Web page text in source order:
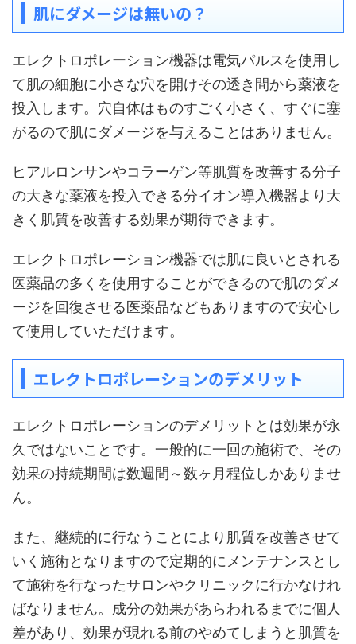
肌にダメージは無いの？
エレクトロポレーション機器は電気パルスを使用し
て肌の細胞に小さな穴を開けその透き間から薬液を
投入します。穴自体はものすごく小さく、すぐに塞
がるので肌にダメージを与えることはありません。
ヒアルロンサンやコラーゲン等肌質を改善する分子
の大きな薬液を投入できる分イオン導入機器より大
きく肌質を改善する効果が期待できます。
エレクトロポレーション機器では肌に良いとされる
医薬品の多くを使用することができるので肌のダメ
ージを回復させる医薬品などもありますので安心し
て使用していただけます。
エレクトロポレーションのデメリット
エレクトロポレーションのデメリットとは効果が永
久ではないことです。一般的に一回の施術で、その
効果の持続期間は数週間～数ヶ月程位しかありませ
ん。
また、継続的に行なうことにより肌質を改善させて
いく施術となりますので定期的にメンテナンスとし
て施術を行なったサロンやクリニックに行かなけれ
ばなりません。成分の効果があらわれるまでに個人
差があり、効果が現れる前のやめてしまうと肌質を